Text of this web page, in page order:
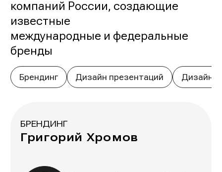
компаний России, создающие
известные
международные и федеральные
бренды
Брендинг Дизайн презентаций Дизайн
БРЕНДИНГ
Григорий Хромов